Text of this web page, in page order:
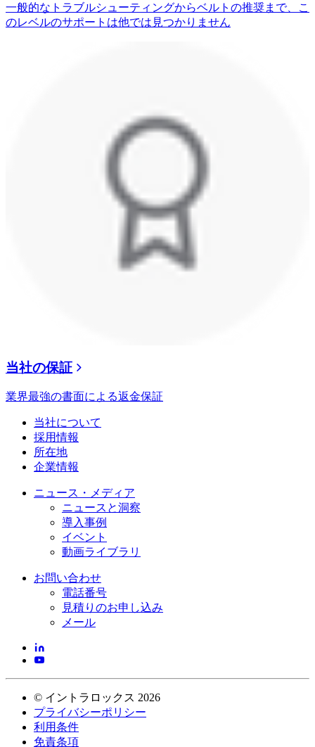
一般的なトラブルシューティングからベルトの推奨まで、こ
のレベルのサポートは他では見つかりません
当社の保証
業界最強の書面による返金保証
当社について
採用情報
所在地
企業情報
ニュース・メディア
ニュースと洞察
導入事例
イベント
動画ライブラリ
お問い合わせ
電話番号
見積りのお申し込み
メール
© イントラロックス 2026
プライバシーポリシー
利用条件
免責条項